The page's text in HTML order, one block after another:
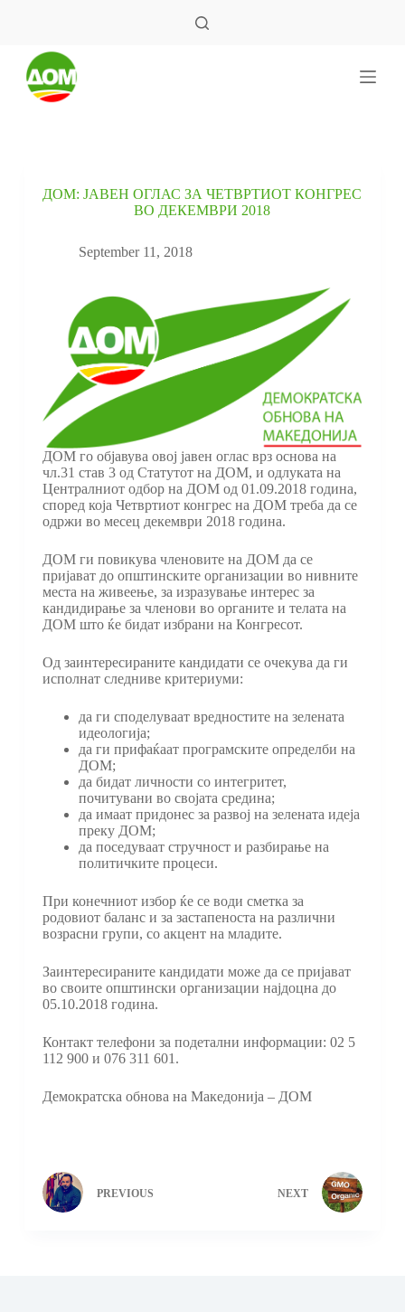
ДОМ: ЈАВЕН ОГЛАС ЗА ЧЕТВРТИОТ КОНГРЕС
ВО ДЕКЕМВРИ 2018
September 11, 2018
ДОМ го објавува овој јавен оглас врз основа на
чл.31 став 3 од Статутот на ДОМ, и одлуката на
Централниот одбор на ДОМ од 01.09.2018 година,
според која Четвртиот конгрес на ДОМ треба да се
одржи во месец декември 2018 година.
ДОМ ги повикува членовите на ДОМ да се
пријават до општинските организации во нивните
места на живеење, за изразување интерес за
кандидирање за членови во органите и телата на
ДОМ што ќе бидат избрани на Конгресот.
Од заинтересираните кандидати се очекува да ги
исполнат следниве критериуми:
да ги споделуваат вредностите на зелената
идеологија;
да ги прифаќаат програмските определби на
ДОМ;
да бидат личности со интегритет,
почитувани во својата средина;
да имаат придонес за развој на зелената идеја
преку ДОМ;
да поседуваат стручност и разбирање на
политичките процеси.
При конечниот избор ќе се води сметка за
родовиот баланс и за застапеноста на различни
возрасни групи, со акцент на младите.
Заинтересираните кандидати може да се пријават
во своите општински организации најдоцна до
05.10.2018 година.
Контакт телефони за подетални информации: 02 5
112 900 и 076 311 601.
Демократска обнова на Македонија – ДОМ
PREVIOUS NEXT